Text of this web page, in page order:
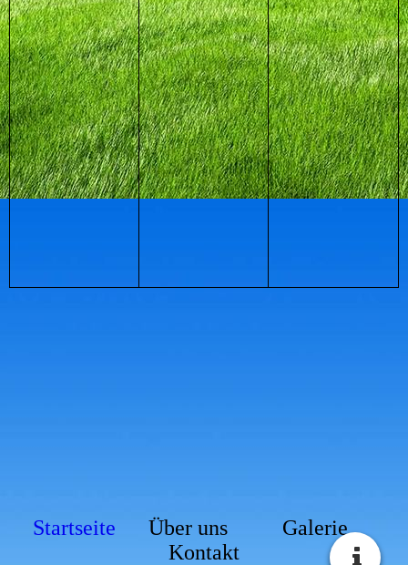
Startseite Über uns
Galerie
Kontakt